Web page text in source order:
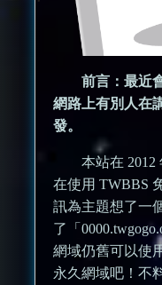
前言：最近
網路上有別人在
發。
本站在
在使用 TWBBS
訊為主題想了一
了「
網域仍舊可以使
永久網域吧！不